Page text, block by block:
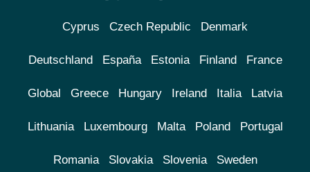
Cyprus Czech Republic Denmark
Deutschland España Estonia Finland France
Global Greece Hungary Ireland Italia Latvia
Lithuania Luxembourg Malta Poland Portugal
Romania Slovakia Slovenia Sweden